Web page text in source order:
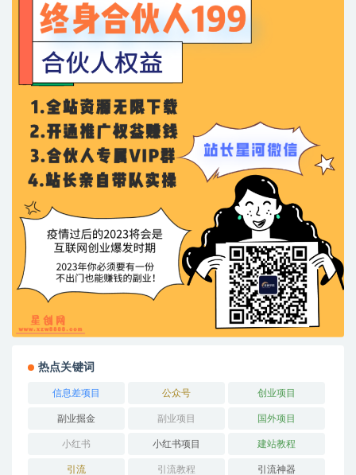
热点关键词
信息差项目 公众号 创业项目
副业掘金 副业项目 国外项目
小红书 小红书项目 建站教程
引流 引流教程 引流神器